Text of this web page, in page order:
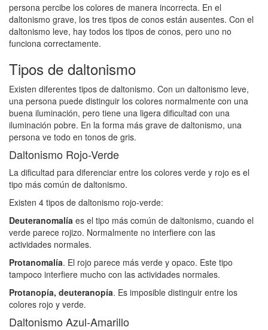
persona percibe los colores de manera incorrecta. En el
daltonismo grave, los tres tipos de conos están ausentes. Con el
daltonismo leve, hay todos los tipos de conos, pero uno no
funciona correctamente.
Tipos de daltonismo
Existen diferentes tipos de daltonismo. Con un daltonismo leve,
una persona puede distinguir los colores normalmente con una
buena iluminación, pero tiene una ligera dificultad con una
iluminación pobre. En la forma más grave de daltonismo, una
persona ve todo en tonos de gris.
Daltonismo Rojo-Verde
La dificultad para diferenciar entre los colores verde y rojo es el
tipo más común de daltonismo.
Existen 4 tipos de daltonismo rojo-verde:
Deuteranomalía es el tipo más común de daltonismo, cuando el
verde parece rojizo. Normalmente no interfiere con las
actividades normales.
Protanomalía. El rojo parece más verde y opaco. Este tipo
tampoco interfiere mucho con las actividades normales.
Protanopía, deuteranopía. Es imposible distinguir entre los
colores rojo y verde.
Daltonismo Azul-Amarillo